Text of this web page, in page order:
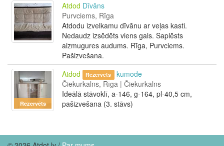
Atdod Dīvāns
Purvciems, Rīga
Atdodu izvelkamu dīvānu ar veļas kasti.
Nedaudz izsēdēts viens gals. Saplēsts
aizmugures audums. Rīga, Purvciems.
Pašizvešana.
Rezervēts
Atdod Rezervēts
kumode
Čiekurkalns, Rīga | Čiekurkalns
Ideālā stāvoklī, a-146, g-164, pl-40,5 cm,
pašizvešana (3. stāvs)